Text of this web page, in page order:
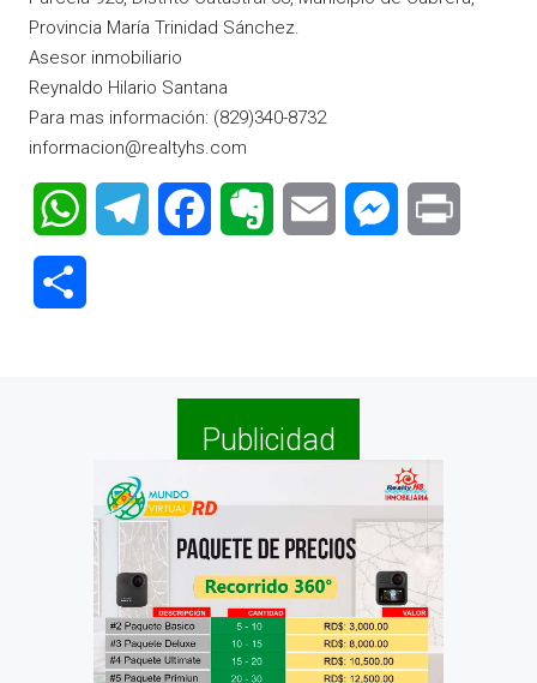
Provincia María Trinidad Sánchez.
Asesor inmobiliario
Reynaldo Hilario Santana
Para mas información: (829)340-8732
informacion@realtyhs.com
WhatsAppTelegram FacebookEvernote Email Messenger
Publicidad